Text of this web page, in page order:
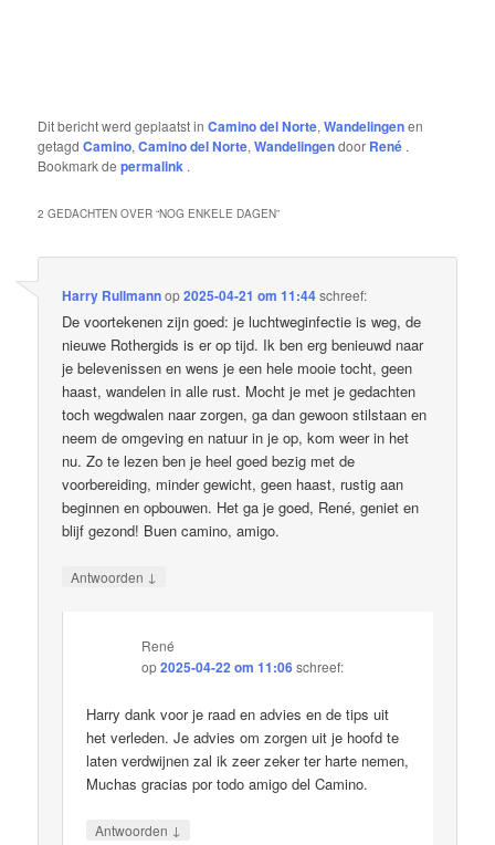
Dit bericht werd geplaatst inCamino del Norte,Wandelingenen
getagdCamino,Camino del Norte,Wandelingendoor René .
Bookmark depermalink .
2 GEDACHTEN OVER “NOG ENKELE DAGEN”
Harry Rullmannop2025-04-21 om 11:44schreef:
De voortekenen zijn goed: je luchtweginfectie is weg, de
nieuwe Rothergids is er op tijd. Ik ben erg benieuwd naar
je belevenissen en wens je een hele mooie tocht, geen
haast, wandelen in alle rust. Mocht je met je gedachten
toch wegdwalen naar zorgen, ga dan gewoon stilstaan en
neem de omgeving en natuur in je op, kom weer in het
nu. Zo te lezen ben je heel goed bezig met de
voorbereiding, minder gewicht, geen haast, rustig aan
beginnen en opbouwen. Het ga je goed, René, geniet en
blijf gezond! Buen camino, amigo.
Antwoorden ↓
René
op2025-04-22 om 11:06schreef:
Harry dank voor je raad en advies en de tips uit
het verleden. Je advies om zorgen uit je hoofd te
laten verdwijnen zal ik zeer zeker ter harte nemen,
Muchas gracias por todo amigo del Camino.
Antwoorden ↓